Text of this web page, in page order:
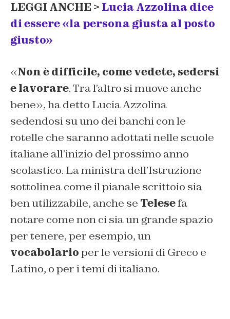
LEGGI ANCHE > Lucia Azzolina dice
di essere «la persona giusta al posto
giusto»
«Non è difficile, come vedete, sedersi
e lavorare. Tra l’altro si muove anche
bene», ha detto Lucia Azzolina
sedendosi su uno dei banchi con le
rotelle che saranno adottati nelle scuole
italiane all’inizio del prossimo anno
scolastico. La ministra dell’Istruzione
sottolinea come il pianale scrittoio sia
ben utilizzabile, anche se Telesefa
notare come non ci sia un grande spazio
per tenere, per esempio, un
vocabolarioper le versioni di Greco e
Latino, o per i temi di italiano.